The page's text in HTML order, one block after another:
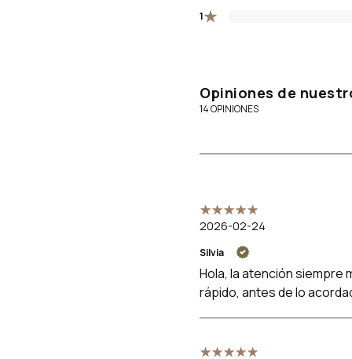
1★
Opiniones de
14 OPINIONES
2026-02-24
Silvia
Hola, la atención siempre
rápido, antes de lo